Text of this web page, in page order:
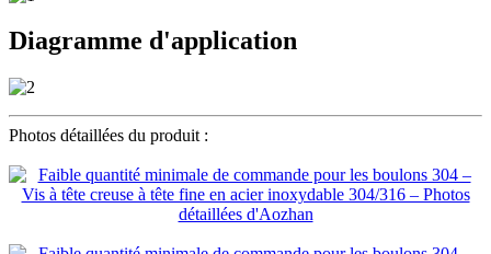
Diagramme d'application
Photos détaillées du produit :